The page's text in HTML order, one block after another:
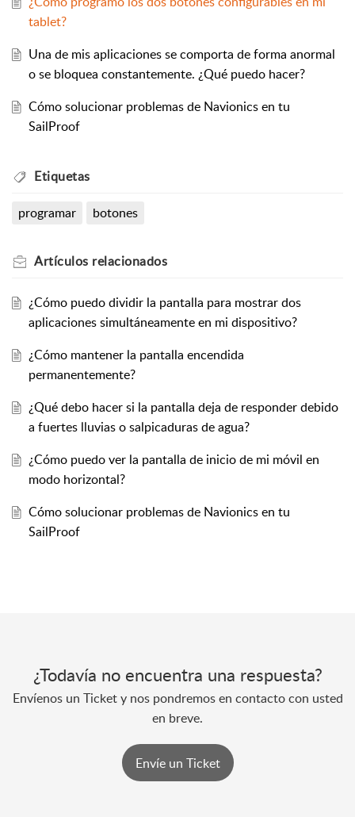
tablet?
Una de mis aplicaciones se comporta de forma anormal
o se bloquea constantemente. ¿Qué puedo hacer?
Cómo solucionar problemas de Navionics en tu
SailProof
Etiquetas
programar botones
Artículos relacionados
¿Cómo puedo dividir la pantalla para mostrar dos
aplicaciones simultáneamente en mi dispositivo?
¿Cómo mantener la pantalla encendida
permanentemente?
¿Qué debo hacer si la pantalla deja de responder debido
a fuertes lluvias o salpicaduras de agua?
¿Cómo puedo ver la pantalla de inicio de mi móvil en
modo horizontal?
Cómo solucionar problemas de Navionics en tu
SailProof
¿Todavía no encuentra una respuesta?
Envíenos un Ticket y nos pondremos en contacto con usted
en breve.
Envíe un Ticket